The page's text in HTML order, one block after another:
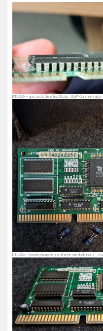
ET4000 – aus sicht des Isa Slots, 10uF Kondensator
ET4000 – Kondensatoren entfernt, niedlich nur 4 …